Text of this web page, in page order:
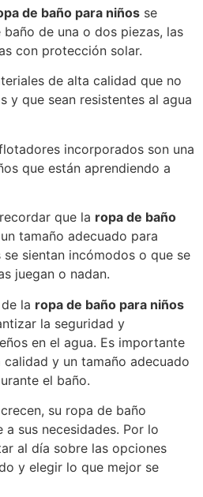
de baño para niños se
de una o dos piezas, las
con protección solar.
de alta calidad que no
y que sean resistentes al agua
incorporados son una
que están aprendiendo a
que la ropa de baño
tamaño adecuado para
sientan incómodos o que se
juegan o nadan.
la ropa de baño para niños
la seguridad y
en el agua. Es importante
y un tamaño adecuado
el baño.
su ropa de baño
sus necesidades. Por lo
al día sobre las opciones
y elegir lo que mejor se